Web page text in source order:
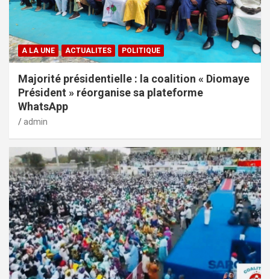
A LA UNE ACTUALITES POLITIQUE
Majorité présidentielle : la coalition « Diomaye
Président » réorganise sa plateforme
WhatsApp
admin